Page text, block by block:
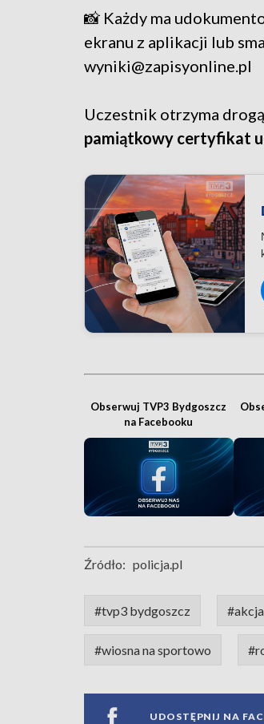
📸 Każdy ma
ekranu z aplikacji lub
wyniki@zapisyonline.pl
Uczestnik otrzyma
pamiątkowy certyfikat
Obserwuj TVP3 Bydgoszcz
na Facebooku
Źródło: policja.pl
#tvp3 bydgoszcz
#wiosna na sportowo
UDOSTĘPNIJ NA